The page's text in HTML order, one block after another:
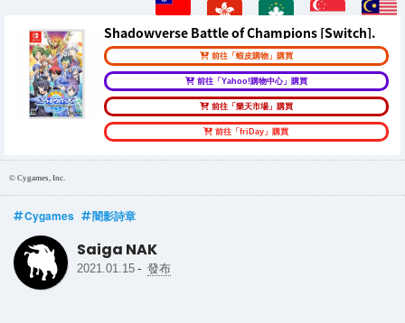
Shadowverse Battle of Champions [Switch].
前往「蝦皮購物」購買
前往「Yahoo!購物中心」購買
前往「樂天市場」購買
前往「friDay」購買
© Cygames, Inc.
Cygames 闇影詩章
Saiga NAK
2021.01.15 - 發布